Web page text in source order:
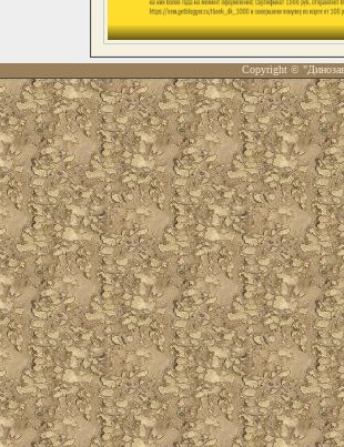
Copyright ©